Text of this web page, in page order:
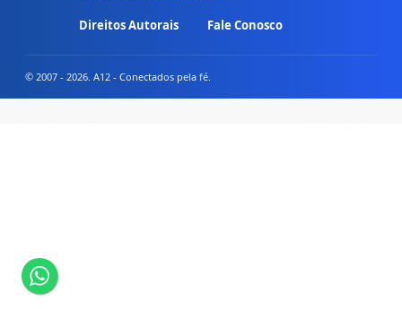
Direitos Autorais Fale Conosco
© 2007 - 2026. A12 - Conectados pela fé.